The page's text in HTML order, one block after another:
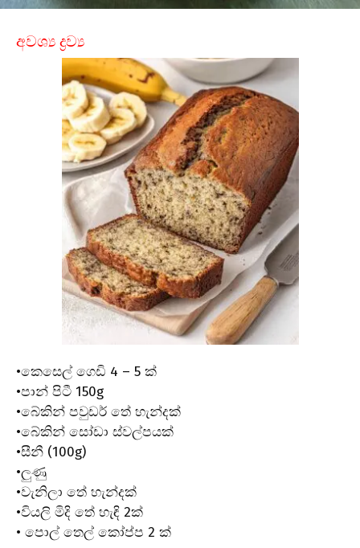
අවශ්‍ය ද්‍රව්‍ය
•කෙසෙල් ගෙඩි 4 – 5 ක්
•පාන් පිටී 150g
•බේකින් පවුඩර් තේ හැන්දක්
•බේකින් සෝඩා ස්වල්පයක්
•සීනී (100g)
•ලුණු
•වැනිලා තේ හැන්දක්
•වියලි මිදි තේ හැඳි 2ක්
• පොල් තෙල් කෝප්ප 2 ක්